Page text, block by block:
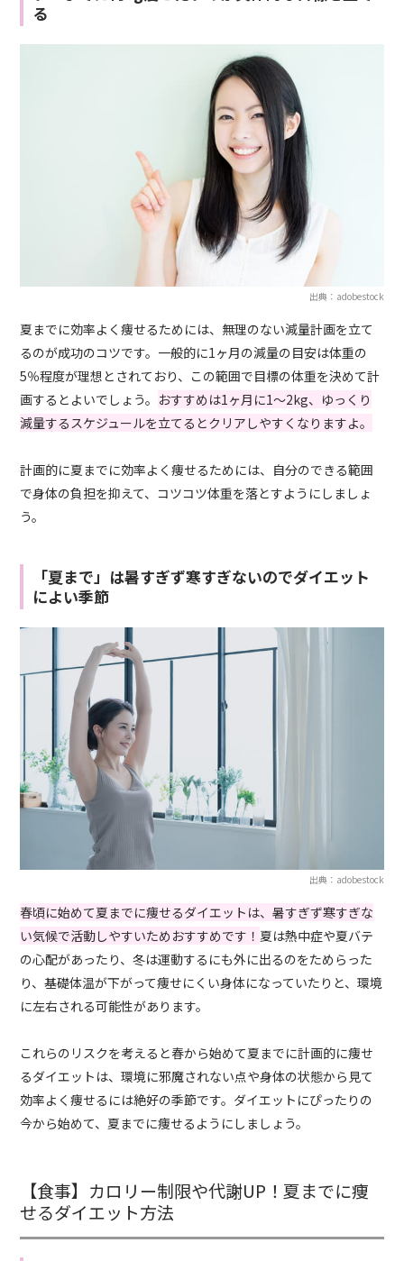
る
出典：adobestock
夏までに効率よく痩せるためには、無理のない減量計画を立て
るのが成功のコツです。一般的に1ヶ月の減量の目安は体重の
5％程度が理想とされており、この範囲で目標の体重を決めて計
画するとよいでしょう。 おすすめは1ヶ月に1～2kg、ゆっくり
減量するスケジュールを立てるとクリアしやすくなりますよ。
計画的に夏までに効率よく痩せるためには、自分のできる範囲
で身体の負担を抑えて、コツコツ体重を落とすようにしましょ
う。
「夏まで」は暑すぎず寒すぎないのでダイエット
によい季節
出典：adobestock
春頃に始めて夏までに痩せるダイエットは、暑すぎず寒すぎな
い気候で活動しやすいためおすすめです！ 夏は熱中症や夏バテ
の心配があったり、冬は運動するにも外に出るのをためらった
り、基礎体温が下がって痩せにくい身体になっていたりと、環境
に左右される可能性があります。
これらのリスクを考えると春から始めて夏までに計画的に痩せ
るダイエットは、環境に邪魔されない点や身体の状態から見て
効率よく痩せるには絶好の季節です。ダイエットにぴったりの
今から始めて、夏までに痩せるようにしましょう。
【食事】カロリー制限や代謝UP！夏までに痩
せるダイエット方法